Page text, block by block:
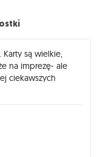
są wielkie,
na imprezę- ale
ciekawszych